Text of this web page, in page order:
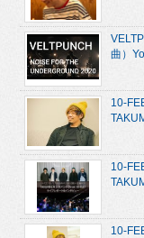
曲）
10-
10-
10-